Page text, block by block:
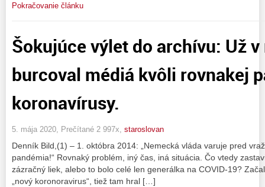
Pokračovanie článku
Šokujúce výlet do archívu: Už
burcoval médiá kvôli rovnakej
koronavírusy.
5. mája 2020, Prečítané 2 997x, staroslovan
Denník Bild,(1) – 1. októbra 2014: „Nemecká vláda varuje pred
pandémia!“ Rovnaký problém, iný čas, iná situácia. Čo vtedy
zázračný liek, alebo to bolo celé len generálka na COVID-19?
„nový koronoravirus“, tiež tam hral […]